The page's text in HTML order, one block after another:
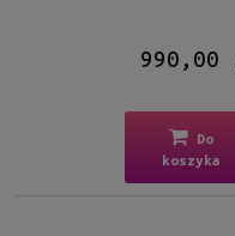
990,00
Do
koszyka